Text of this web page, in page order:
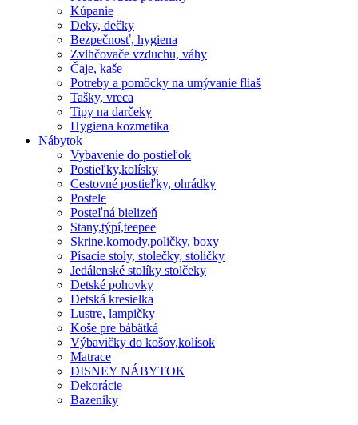
Kúpanie
Deky, dečky
Bezpečnosť, hygiena
Zvlhčovače vzduchu, váhy
Čaje, kaše
Potreby a pomôcky na umývanie fliaš
Tašky, vreca
Tipy na darčeky
Hygiena kozmetika
Nábytok
Vybavenie do postieľok
Postieľky,kolísky
Cestovné postieľky, ohrádky
Postele
Posteľná bielizeň
Stany,týpí,teepee
Skrine,komody,poličky, boxy
Písacie stoly, stolečky, stoličky
Jedálenské stolíky stolčeky
Detské pohovky
Detská kresielka
Lustre, lampičky
Koše pre bábätká
Výbavičky do košov,kolísok
Matrace
DISNEY NÁBYTOK
Dekorácie
Bazeniky